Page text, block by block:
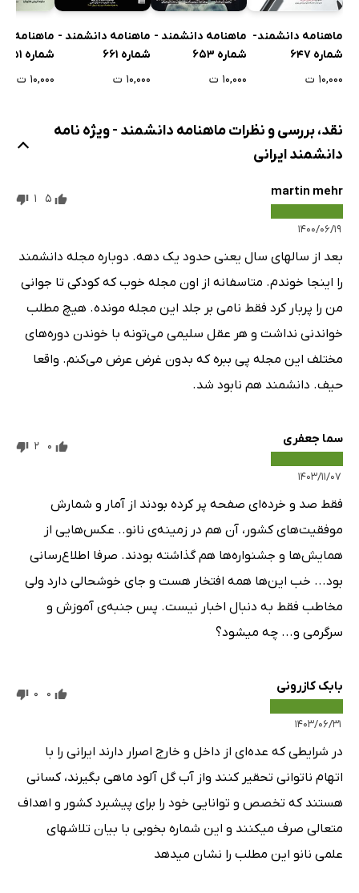
از ثبت اختراع تا دانش بنیان
ماهنامه دانشمند-
شماره 647
۱۰,۰۰۰ ت
ماهنامه دانشمند -
شماره 653
۱۰,۰۰۰ ت
ماهنامه دانشمند -
شماره 661
۱۰,۰۰۰ ت
ماهنامه
شماره 651
۱۰,۰۰۰ ت
نقد، بررسی و نظرات ماهنامه دانشمند - ویژه نامه
دانشمند ایرانی
martin mehr
۱۴۰۰/۰۶/۱۹
5
1
بعد از سالهای سال یعنی حدود یک دهه. دوباره مجله دانشمند
را اینجا خوندم. متاسفانه از اون مجله خوب که کودکی تا جوانی
من را پربار کرد فقط نامی بر جلد این مجله مونده. هیچ مطلب
خواندنی نداشت و هر عقل سلیمی می‌تونه با خوندن دوره‌های
مختلف این مجله پی ببره که بدون غرض عرض می‌کنم. واقعا
حیف. دانشمند هم نابود شد.
سما جعفری
۱۴۰۳/۱۱/۰۷
0
2
فقط صد و خرده‌ای صفحه پر کرده بودند از آمار و شمارش
موفقیت‌های کشور، آن هم در زمینه‌ی نانو.. عکس‌هایی از
همایش‌ها و جشنواره‌ها هم گذاشته بودند. صرفا اطلاع‌رسانی
بود... خب این‌ها همه افتخار هست و جای خوشحالی دارد ولی
مخاطب فقط به دنبال اخبار نیست. پس جنبه‌ی آموزش و
سرگرمی و... چه میشود؟
بابک کازرونی
۱۴۰۳/۰۶/۳۱
0
0
در شرایطی که عده‌ای از داخل و خارج اصرار دارند ایرانی را با
اتهام ناتوانی تحقیر کنند واز آب گل آلود ماهی بگیرند، کسانی
هستند که تخصص و توانایی خود را برای پیشبرد کشور و اهداف
متعالی صرف میکنند و این شماره بخوبی با بیان تلاشهای
علمی نانو این مطلب را نشان میدهد